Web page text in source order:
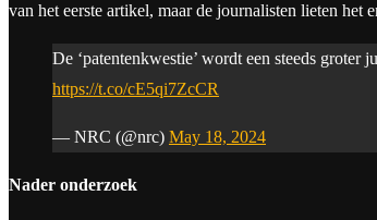
van het eerste artikel, maar de journalisten lieten het
De ‘patentenkwestie’ wordt een steeds
https://t.co/cE5qi7ZcCR
— NRC (@nrc) May 18, 2024
Nader onderzoek